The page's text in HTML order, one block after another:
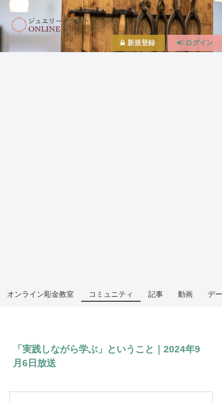
オンライン彫金教室 コミュニティ 記事 動画 デ
「実践しながら学ぶ」ということ｜2024年9
月6日放送
新規登録 ログイン